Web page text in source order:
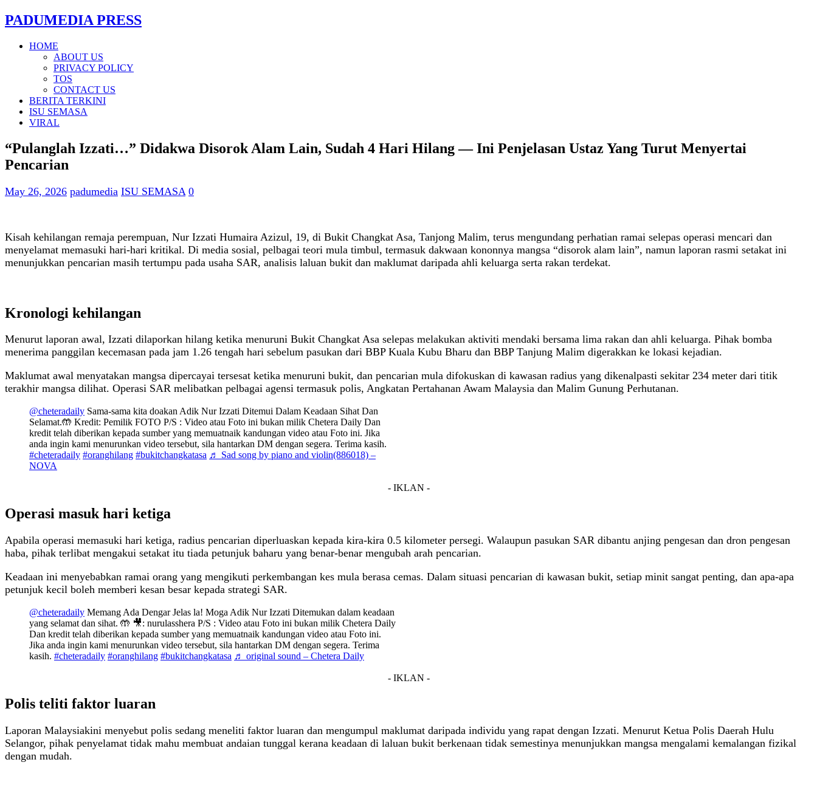
PADUMEDIA PRESS
HOME
ABOUT US
PRIVACY POLICY
TOS
CONTACT US
BERITA TERKINI
ISU SEMASA
VIRAL
“Pulanglah Izzati…” Didakwa Disorok Alam Lain, Sudah 4 Hari Hilang — Ini Penjelasan Ustaz Yang Turut Menyertai
Pencarian
May 26, 2026 padumedia ISU SEMASA 0
Kisah kehilangan remaja perempuan, Nur Izzati Humaira Azizul, 19, di Bukit Changkat Asa, Tanjong Malim, terus mengundang perhatian ramai selepas operasi mencari dan
menyelamat memasuki hari-hari kritikal. Di media sosial, pelbagai teori mula timbul, termasuk dakwaan kononnya mangsa “disorok alam lain”, namun laporan rasmi setakat ini
menunjukkan pencarian masih tertumpu pada usaha SAR, analisis laluan bukit dan maklumat daripada ahli keluarga serta rakan terdekat.
Kronologi kehilangan
Menurut laporan awal, Izzati dilaporkan hilang ketika menuruni Bukit Changkat Asa selepas melakukan aktiviti mendaki bersama lima rakan dan ahli keluarga. Pihak bomba
menerima panggilan kecemasan pada jam 1.26 tengah hari sebelum pasukan dari BBP Kuala Kubu Bharu dan BBP Tanjung Malim digerakkan ke lokasi kejadian.
Maklumat awal menyatakan mangsa dipercayai tersesat ketika menuruni bukit, dan pencarian mula difokuskan di kawasan radius yang dikenalpasti sekitar 234 meter dari titik
terakhir mangsa dilihat. Operasi SAR melibatkan pelbagai agensi termasuk polis, Angkatan Pertahanan Awam Malaysia dan Malim Gunung Perhutanan.
@cheteradaily Sama-sama kita doakan Adik Nur Izzati Ditemui Dalam Keadaan Sihat Dan
Selamat.🤲 Kredit: Pemilik FOTO P/S : Video atau Foto ini bukan milik Chetera Daily Dan
kredit telah diberikan kepada sumber yang memuatnaik kandungan video atau Foto ini. Jika
anda ingin kami menurunkan video tersebut, sila hantarkan DM dengan segera. Terima kasih.
#cheteradaily #oranghilang #bukitchangkatasa ♬ Sad song by piano and violin(886018) –
NOVA
- IKLAN -
Operasi masuk hari ketiga
Apabila operasi memasuki hari ketiga, radius pencarian diperluaskan kepada kira-kira 0.5 kilometer persegi. Walaupun pasukan SAR dibantu anjing pengesan dan dron pengesan
haba, pihak terlibat mengakui setakat itu tiada petunjuk baharu yang benar-benar mengubah arah pencarian.
Keadaan ini menyebabkan ramai orang yang mengikuti perkembangan kes mula berasa cemas. Dalam situasi pencarian di kawasan bukit, setiap minit sangat penting, dan apa-apa
petunjuk kecil boleh memberi kesan besar kepada strategi SAR.
@cheteradaily Memang Ada Dengar Jelas la! Moga Adik Nur Izzati Ditemukan dalam keadaan
yang selamat dan sihat. 🤲 🎥: nurulasshera P/S : Video atau Foto ini bukan milik Chetera Daily
Dan kredit telah diberikan kepada sumber yang memuatnaik kandungan video atau Foto ini.
Jika anda ingin kami menurunkan video tersebut, sila hantarkan DM dengan segera. Terima
kasih. #cheteradaily #oranghilang #bukitchangkatasa ♬ original sound – Chetera Daily
- IKLAN -
Polis teliti faktor luaran
Laporan Malaysiakini menyebut polis sedang meneliti faktor luaran dan mengumpul maklumat daripada individu yang rapat dengan Izzati. Menurut Ketua Polis Daerah Hulu
Selangor, pihak penyelamat tidak mahu membuat andaian tunggal kerana keadaan di laluan bukit berkenaan tidak semestinya menunjukkan mangsa mengalami kemalangan fizikal
dengan mudah.